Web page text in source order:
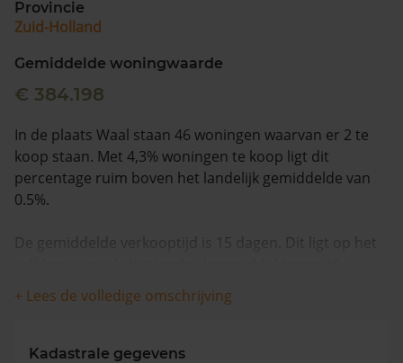
088 220 4200
Maandag t/m vrijdag - 08:00 -18:00
Provincie
Zuid-Holland
Gemiddelde woningwaarde
€ 384.198
In de plaats Waal staan 46 woningen waarvan er 2 te
koop staan. Met 4,3% woningen te koop ligt dit
percentage ruim boven het landelijk gemiddelde van
0.5%.
De gemiddelde verkooptijd is 15 dagen. Dit ligt op het
dagen.
vraagprijs is €532.000. In de afgelopen 12 maanden is
+ Lees de volledige omschrijving
Kadastrale gegevens